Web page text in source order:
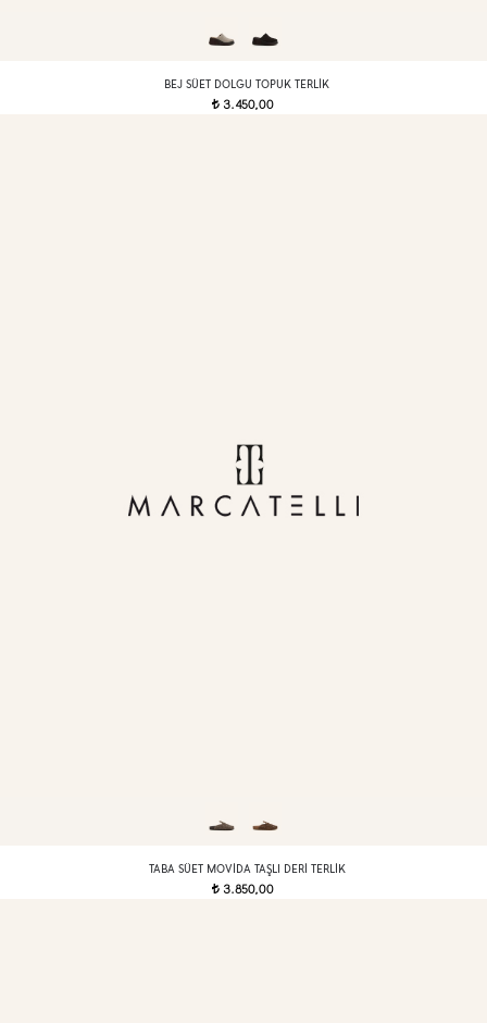
BEJ SÜET DOLGU TOPUK TERLIK
t3.450,00
TABA SÜET MOVIDA TAŞLI DERI TERLIK
t3.850,00